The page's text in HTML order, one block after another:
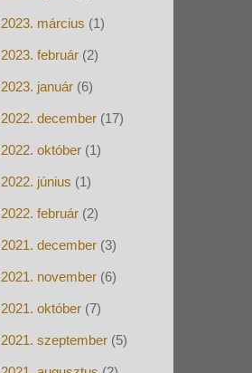
2023. március (1)
2023. február (2)
2023. január (6)
2022. december (17)
2022. október (1)
2022. június (1)
2022. február (2)
2021. december (3)
2021. november (6)
2021. október (7)
2021. szeptember (5)